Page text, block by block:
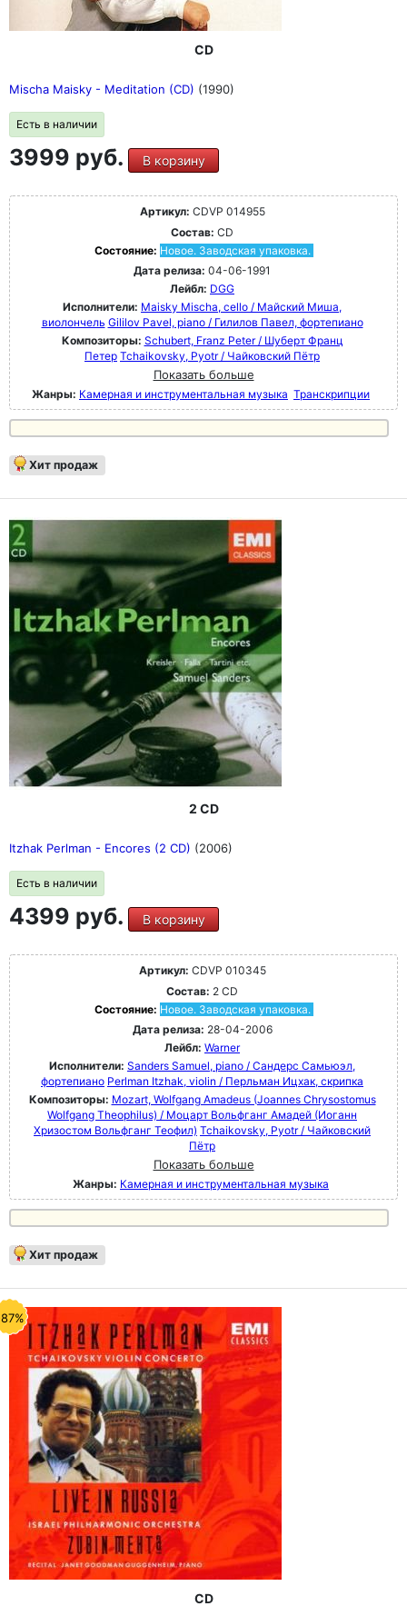
CD
Mischa Maisky - Meditation (CD) (1990)
Есть в наличии
3999 руб. В корзину
Артикул: CDVP 014955
Состав: CD
Состояние: Новое. Заводская упаковка.
Дата релиза: 04-06-1991
Лейбл: DGG
Исполнители: Maisky Mischa, cello / Майский Миша,
виолончель Gililov Pavel, piano / Гилилов Павел, фортепиано
Композиторы: Schubert, Franz Peter / Шуберт Франц
Петер Tchaikovsky, Pyotr / Чайковский Пётр
Показать больше
Жанры: Камерная и инструментальная музыка Транскрипции
Хит продаж
2 CD
Itzhak Perlman - Encores (2 CD) (2006)
Есть в наличии
4399 руб. В корзину
Артикул: CDVP 010345
Состав: 2 CD
Состояние: Новое. Заводская упаковка.
Дата релиза: 28-04-2006
Лейбл: Warner
Исполнители: Sanders Samuel, piano / Сандерс Самьюэл,
фортепиано Perlman Itzhak, violin / Перльман Ицхак, скрипка
Композиторы: Mozart, Wolfgang Amadeus (Joannes Chrysostomus
Wolfgang Theophilus) / Моцарт Вольфганг Амадей (Иоганн
Хризостом Вольфганг Теофил) Tchaikovsky, Pyotr / Чайковский
Пётр
Показать больше
Жанры: Камерная и инструментальная музыка
Хит продаж
CD